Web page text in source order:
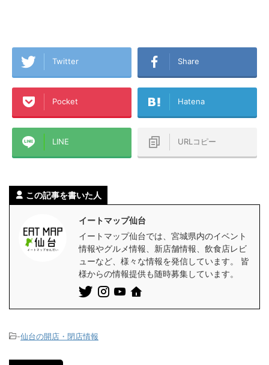
Twitter Share
Pocket Hatena
LINE URLコピー
この記事を書いた人
イートマップ仙台
イートマップ仙台では、宮城県内のイベント
情報やグルメ情報、新店舗情報、飲食店レビ
ューなど、様々な情報を発信しています。 皆
様からの情報提供も随時募集しています。
-仙台の開店・閉店情報